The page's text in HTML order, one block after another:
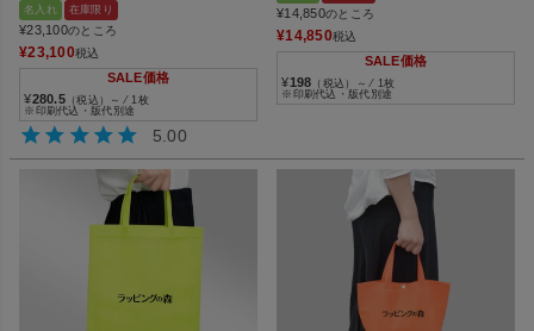
名入れ 在庫限り
¥23,100のところ
¥23,100税込
SALE価格
¥280.5 （税込）～ ⁄ 1枚
※印刷代込・版代別途
5.00
¥14,850のところ
¥14,850税込
SALE価格
¥198 （税込）～ ⁄ 1枚
※印刷代込・版代別途